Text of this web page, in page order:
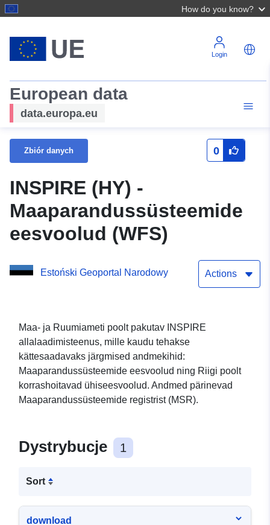
How do you know?
Login
European data
data.europa.eu
Zbiór danych 0
INSPIRE (HY) -
Maaparandussüsteemide
eesvoolud (WFS)
Estoński Geoportal Narodowy Actions
Maa- ja Ruumiameti poolt pakutav INSPIRE
allalaadimisteenus, mille kaudu tehakse
kättesaadavaks järgmised andmekihid:
Maaparandussüsteemide eesvoolud ning Riigi poolt
korrashoitavad ühiseesvoolud. Andmed pärinevad
Maaparandussüsteemide registrist (MSR).
Dystrybucje 1
Sort
download